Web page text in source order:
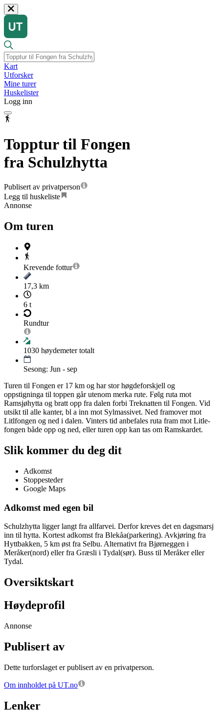
Kart
Utforsker
Mine turer
Huskelister
Logg inn
Topptur til Fongen
fra Schulzhytta
Publisert av privatperson
Legg til huskeliste
Annonse
Om turen
Krevende fottur
17,3 km
6 t
Rundtur
1030 høydemeter totalt
Sesong: Jun - sep
Turen til Fongen er 17 km og har stor høgdeforskjell og
oppstigninga til toppen går utenom merka rute. Følg ruta mot
Ramsjøhytta og bratt opp fra dalen forbi Treknatten til Fongen. Vid
utsikt til alle kanter, bl a inn mot Sylmassivet. Ned framover mot
Litlfongen og ned i dalen. Vinters tid anbefales ruta fram mot Litle-
fongen både opp og ned, eller turen opp kan tas om Ramskardet.
Slik kommer du deg dit
Adkomst
Stoppesteder
Google Maps
Adkomst med egen bil
Schulzhytta ligger langt fra allfarvei. Derfor kreves det en dagsmarsj
inn til hytta. Kortest adkomst fra Blekåa(parkering). Avkjøring fra
Hyttbakken, 5 km øst fra Selbu. Alternativt fra Bjørneggen i
Meråker(nord) eller fra Græsli i Tydal(sør). Buss til Meråker eller
Tydal.
Oversiktskart
Høydeprofil
Annonse
Publisert av
Dette turforslaget er publisert av en privatperson.
Om innholdet på UT.no
Lenker